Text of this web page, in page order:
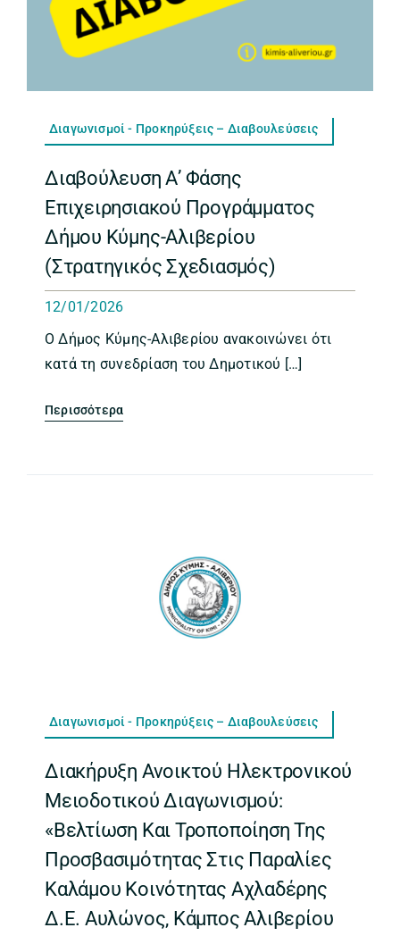
Διαγωνισμοί - Προκηρύξεις – Διαβουλεύσεις
Διαβούλευση Α’ Φάσης
Επιχειρησιακού Προγράμματος
Δήμου Κύμης-Αλιβερίου
(Στρατηγικός Σχεδιασμός)
12/01/2026
Ο Δήμος Κύμης-Αλιβερίου ανακοινώνει ότι
κατά τη συνεδρίαση του Δημοτικού […]
Περισσότερα
Διαγωνισμοί - Προκηρύξεις – Διαβουλεύσεις
Διακήρυξη Ανοικτού Ηλεκτρονικού
Μειοδοτικού Διαγωνισμού:
«Βελτίωση Και Τροποποίηση Της
Προσβασιμότητας Στις Παραλίες
Καλάμου Κοινότητας Αχλαδέρης
Δ.Ε. Αυλώνος, Κάμπος Αλιβερίου